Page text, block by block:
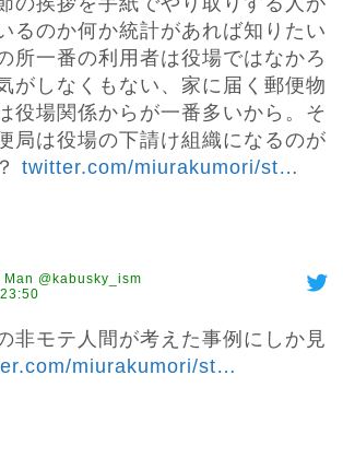
るのか何か統計があれば知りたい
所一番の利用者は役場ではなかろ
がしなくもない、家に届く郵便物
役場関係からが一番多いから。そ
局は役場の下請け組織になるのが
twitter.com/miurakumori/st…
Man @kabusky_ism
非モテ人間が考えた事例にしか見
miurakumori/st…